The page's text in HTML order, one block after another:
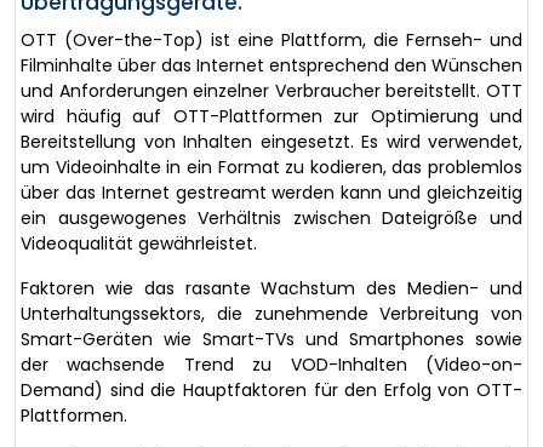
OTT (Over-the-Top) ist eine Plattform, die Fernseh- und
Filminhalte über das Internet entsprechend den Wünschen
und Anforderungen einzelner Verbraucher bereitstellt. OTT
wird häufig auf OTT-Plattformen zur Optimierung und
Bereitstellung von Inhalten eingesetzt. Es wird verwendet,
um Videoinhalte in ein Format zu kodieren, das problemlos
über das Internet gestreamt werden kann und gleichzeitig
ein ausgewogenes Verhältnis zwischen Dateigröße und
Videoqualität gewährleistet.
Faktoren wie das rasante Wachstum des Medien- und
Unterhaltungssektors, die zunehmende Verbreitung von
Smart-Geräten wie Smart-TVs und Smartphones sowie
der wachsende Trend zu VOD-Inhalten (Video-on-
Demand) sind die Hauptfaktoren für den Erfolg von OTT-
Plattformen.